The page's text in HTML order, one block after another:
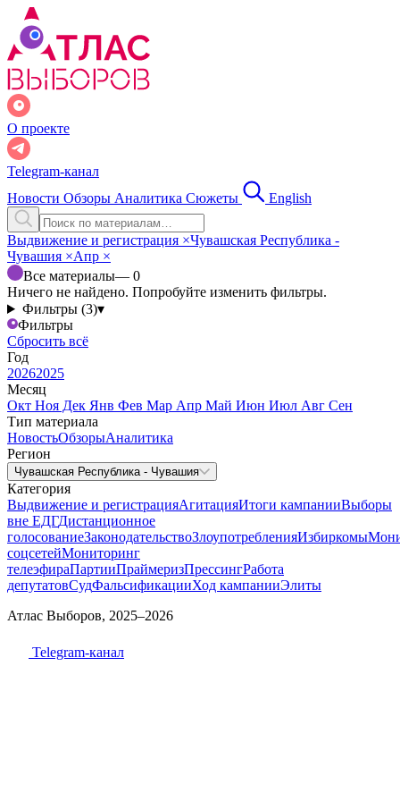
О проекте
Telegram-канал
Новости Обзоры Аналитика Сюжеты English
Выдвижение и регистрация ×Чувашская Республика -
Чувашия ×Апр ×
Все материалы— 0
Ничего не найдено. Попробуйте изменить фильтры.
Фильтры (3)▾
Фильтры
Сбросить всё
Год
20262025
Месяц
Окт Ноя Дек Янв Фев Мар Апр Май Июн Июл Авг Сен
Тип материала
НовостьОбзорыАналитика
Регион
Чувашская Республика - Чувашия
Категория
Выдвижение и регистрацияАгитацияИтоги кампанииВыборы
вне ЕДГДистанционное
голосованиеЗаконодательствоЗлоупотребленияИзбиркомы
соцсетейМониторинг
телеэфираПартииПраймеризПрессингРабота
депутатовСудФальсификацииХод кампанииЭлиты
Атлас Выборов, 2025–2026
Telegram-канал